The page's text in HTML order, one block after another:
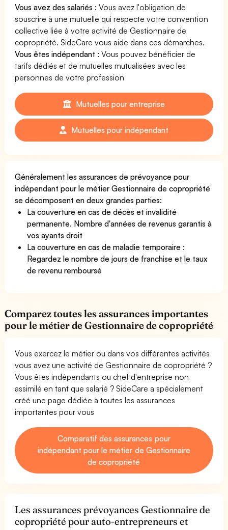
Vous avez des salariés : Vous avez l'obligation de
souscrire à une mutuelle qui respecte votre convention
collective liée à votre activité de Gestionnaire de
copropriété. SideCare vous aide dans ces démarches.
Vous êtes indépendant : Vous pouvez bénéficier de
tarifs dédiés et de mutuelles mutualisées avec les
personnes de votre profession
Mutuelles pour entreprise
Mutuelles pour indépendant
Généralement les assurances de prévoyance pour
indépendant pour le métier Gestionnaire de copropriété
se décomposent en deux grandes parties:
La couverture en cas de décès et invalidité
permanente. Nombre d'années de revenus garantis à
vos ayants droit
La couverture en cas de maladie temporaire :
Regardez le nombre de jours de franchise et le taux
de revenu remboursé
Comparez toutes les assurances importantes
pour le métier de Gestionnaire de copropriété
Vous exercez le métier ou dans vos différentes activités
vous avez une activité de Gestionnaire de copropriété ?
Vous êtes indépendants ou chef d'entreprise non
assimilé en tant que salarié ? SideCare a spécialement
créé une page dédiée à toutes les assurances
importantes pour vous
Comparatif des assurances pour
indépendant pour le métier de Gestionnaire
de copropriété
Les assurances prévoyances Gestionnaire de
copropriété pour auto-entrepreneurs et